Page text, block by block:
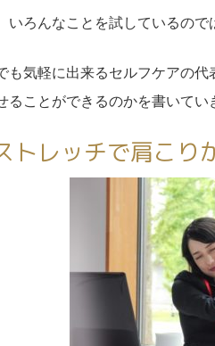
いろんなことを試しているので
も気軽に出来るセルフケアの代
ることができるのかを書いてい
トレッチで肩こり